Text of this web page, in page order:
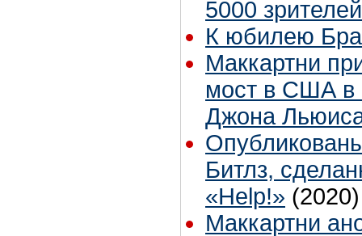
5000 зрителей
К юбилею
Маккартни
мост в США в
Джона
Битлз,
«Help!» (2020)
Маккартни